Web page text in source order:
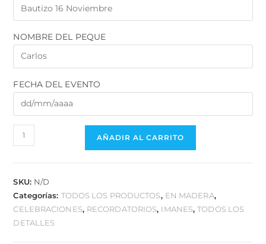
NOMBRE DEL PEQUE
FECHA DEL EVENTO
AÑADIR AL CARRITO
SKU: N/D
Categorías: TODOS LOS PRODUCTOS, EN MADERA,
CELEBRACIONES, RECORDATORIOS, IMANES,TODOS LOS
DETALLES